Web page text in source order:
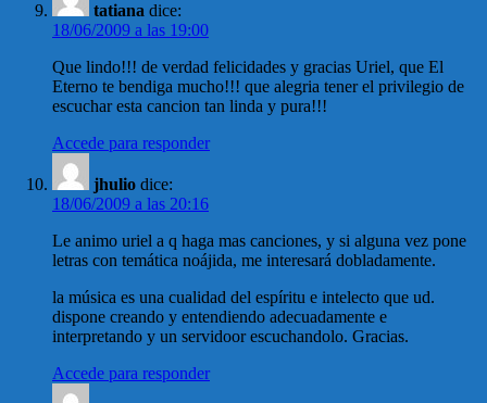
tatiana dice:
18/06/2009 a las 19:00
Que lindo!!! de verdad felicidades y gracias Uriel, que El
Eterno te bendiga mucho!!! que alegria tener el privilegio de
escuchar esta cancion tan linda y pura!!!
Accede para responder
jhulio dice:
18/06/2009 a las 20:16
Le animo uriel a q haga mas canciones, y si alguna vez pone
letras con temática noájida, me interesará dobladamente.
la música es una cualidad del espíritu e intelecto que ud.
dispone creando y entendiendo adecuadamente e
interpretando y un servidoor escuchandolo. Gracias.
Accede para responder